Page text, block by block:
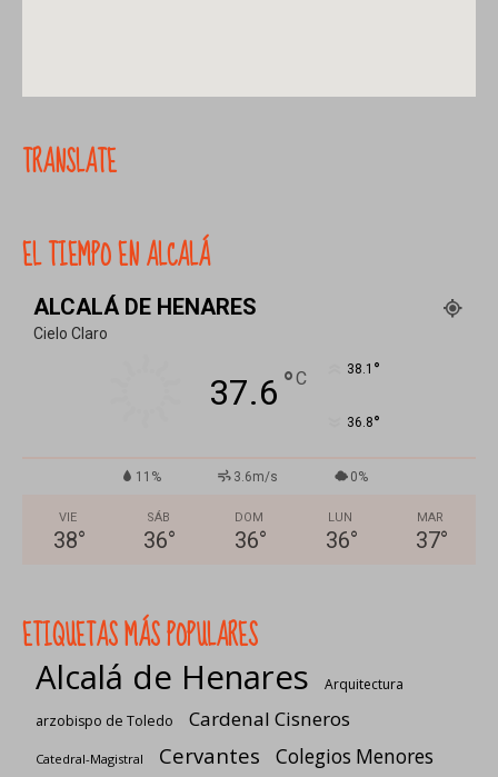
TRANSLATE
EL TIEMPO EN ALCALÁ
ALCALÁ DE HENARES
Cielo Claro
37.6 °C 38.1 °
36.8°
11% 3.6m/s 0%
VIE
38°
SÁB
36°
DOM
36°
LUN
36°
MAR
37°
ETIQUETAS MÁS POPULARES
Alcalá de Henares
Arquitectura
arzobispo de Toledo
Cardenal Cisneros
Catedral-Magistral Cervantes Colegios Menores